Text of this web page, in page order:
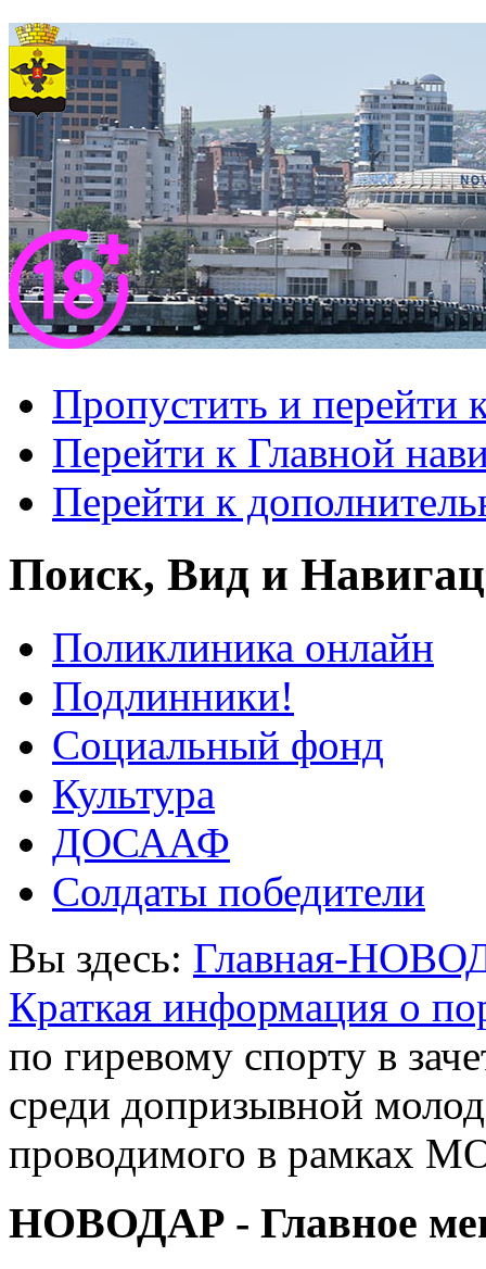
Пропустить и перейти
Перейти к Главной
Перейти к
Поиск, Вид и
Поликлиника онлайн
Подлинники!
Социальный фонд
Культура
ДОСААФ
Солдаты победители
Вы здесь: Главная-
Краткая информация о
по гиревому спорту в
среди допризывной
проводимого в рамках
НОВОДАР - Главное